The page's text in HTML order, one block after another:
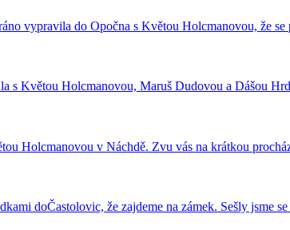
vypravila do Opočna s Květou Holcmanovou, že
s Květou Holcmanovou, Maruš Dudovou a Dášou
Holcmanovou v Náchdě. Zvu vás na krátkou
doČastolovic, že zajdeme na zámek. Sešly jsme